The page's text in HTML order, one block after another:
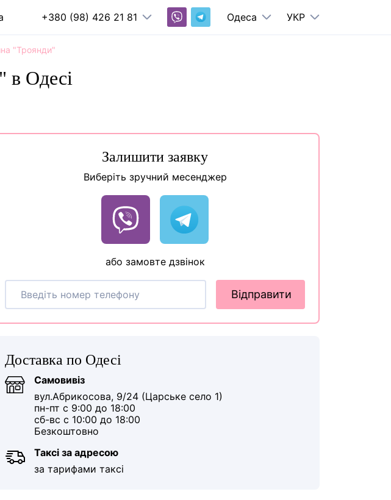
+380 (98) 426 21 81 Одеса УКР
"Троянди"
в Одесі
Залишити заявку
Виберіть зручний месенджер
або замовте дзвінок
Відправити
Доставка по Одесі
Самовивіз
вул.Абрикосова, 9/24 (Царське село 1)
пн-пт с 9:00 до 18:00
сб-вс с 10:00 до 18:00
Безкоштовно
Таксі за адресою
за тарифами таксі